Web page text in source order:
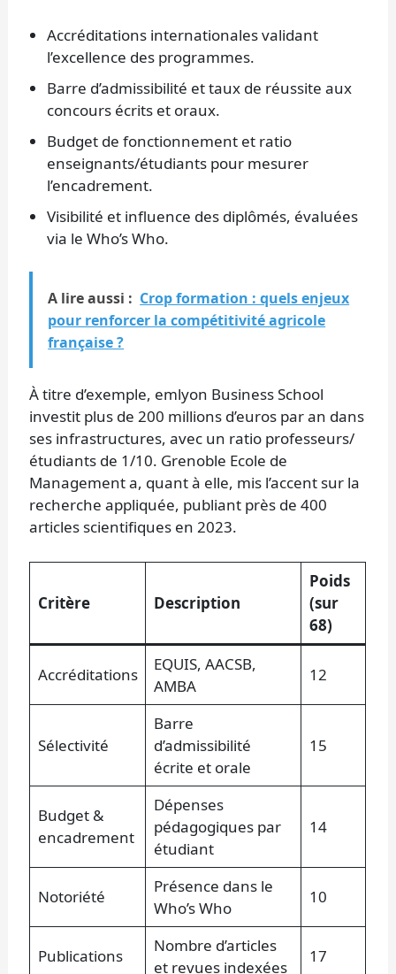
Accréditations internationales validant
l’excellence des programmes.
Barre d’admissibilité et taux de réussite aux
concours écrits et oraux.
Budget de fonctionnement et ratio
enseignants/étudiants pour mesurer
l’encadrement.
Visibilité et influence des diplômés, évaluées
via le Who’s Who.
A lire aussi : Crop formation : quels enjeux
pour renforcer la compétitivité agricole
française ?
À titre d’exemple, emlyon Business School
investit plus de 200 millions d’euros par an dans
ses infrastructures, avec un ratio professeurs/
étudiants de 1/10. Grenoble Ecole de
Management a, quant à elle, mis l’accent sur la
recherche appliquée, publiant près de 400
articles scientifiques en 2023.
Critère Description
Poids
(sur
68)
Accréditations
EQUIS, AACSB,
AMBA
12
Sélectivité
Barre
d’admissibilité
écrite et orale
15
Budget &
encadrement
Dépenses
pédagogiques par
étudiant
14
Notoriété
Présence dans le
Who’s Who
10
Publications
Nombre d’articles
et revues indexées
17